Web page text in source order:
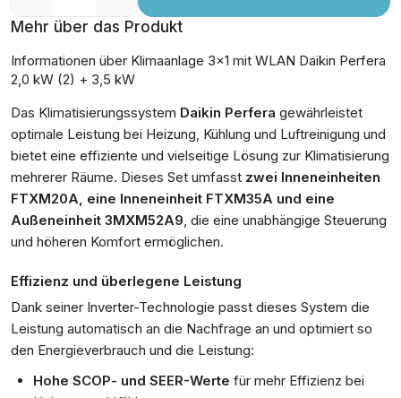
Mehr über das Produkt
Informationen über Klimaanlage 3x1 mit WLAN Daikin Perfera
2,0 kW (2) + 3,5 kW
Das Klimatisierungssystem Daikin Perfera gewährleistet
optimale Leistung bei Heizung, Kühlung und Luftreinigung und
bietet eine effiziente und vielseitige Lösung zur Klimatisierung
mehrerer Räume. Dieses Set umfasst zwei Inneneinheiten
FTXM20A, eine Inneneinheit FTXM35A und eine
Außeneinheit 3MXM52A9, die eine unabhängige Steuerung
und höheren Komfort ermöglichen.
Effizienz und überlegene Leistung
Dank seiner Inverter-Technologie passt dieses System die
Leistung automatisch an die Nachfrage an und optimiert so
den Energieverbrauch und die Leistung:
Hohe SCOP- und SEER-Werte für mehr Effizienz bei